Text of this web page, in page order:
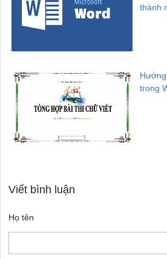
thành
trong
Viết bình luận
Họ tên